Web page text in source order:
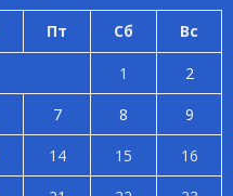
Пт Сб Вс
1
2
7 8
9
14 15
16